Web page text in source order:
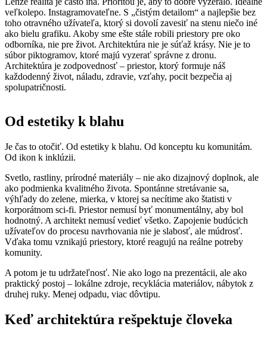
veľkolepo. Instagramovateľne. S „čistým detailom“ a najlepšie bez
toho otravného užívateľa, ktorý si dovolí zavesiť na stenu niečo iné
ako bielu grafiku. Akoby sme ešte stále robili priestory pre oko
odborníka, nie pre život. Architektúra nie je súťaž krásy. Nie je to
súbor piktogramov, ktoré majú vyzerať správne z dronu.
Architektúra je zodpovednosť – priestor, ktorý formuje náš
každodenný život, náladu, zdravie, vzťahy, pocit bezpečia aj
spolupatričnosti.
Od estetiky k blahu
Je čas to otočiť. Od estetiky k blahu. Od konceptu ku komunitám.
Od ikon k inklúzii.
Svetlo, rastliny, prírodné materiály – nie ako dizajnový doplnok, ale
ako podmienka kvalitného života. Spontánne stretávanie sa,
výhľady do zelene, mierka, v ktorej sa necítime ako štatisti v
korporátnom sci-fi. Priestor nemusí byť monumentálny, aby bol
hodnotný. A architekt nemusí vedieť všetko. Zapojenie budúcich
užívateľov do procesu navrhovania nie je slabosť, ale múdrosť.
Vďaka tomu vznikajú priestory, ktoré reagujú na reálne potreby
komunity.
A potom je tu udržateľnosť. Nie ako logo na prezentácii, ale ako
praktický postoj – lokálne zdroje, recyklácia materiálov, nábytok z
druhej ruky. Menej odpadu, viac dôvtipu.
Keď architektúra rešpektuje človeka